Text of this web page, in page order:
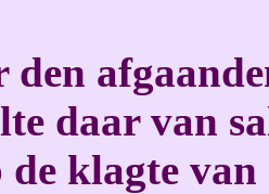
den
daar van
de klagte